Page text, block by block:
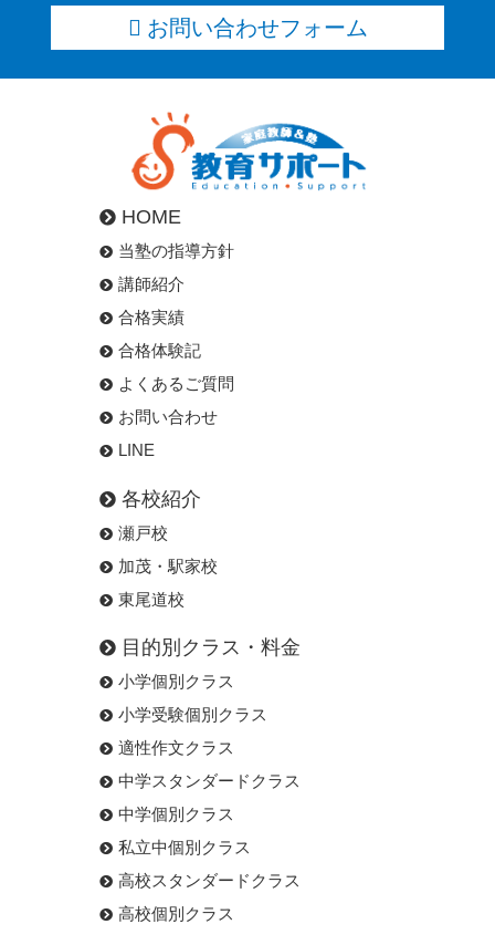
お問い合わせフォーム
HOME
当塾の指導方針
講師紹介
合格実績
合格体験記
よくあるご質問
お問い合わせ
LINE
各校紹介
瀬戸校
加茂・駅家校
東尾道校
目的別クラス・料金
小学個別クラス
小学受験個別クラス
適性作文クラス
中学スタンダードクラス
中学個別クラス
私立中個別クラス
高校スタンダードクラス
高校個別クラス